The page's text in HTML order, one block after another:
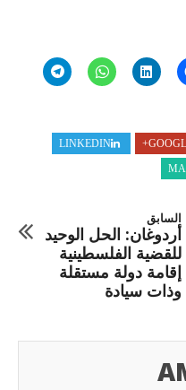
LINKEDIN
السابق
أردوغان: الحل الوحيد
للقضية الفلسطينية
إقامة دولة مستقلة
وذات سيادة